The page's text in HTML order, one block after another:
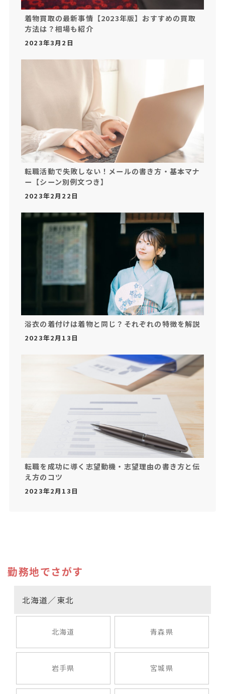
着物買取の最新事情【2023年版】おすすめの買取
方法は？相場も紹介
2023年3月2日
転職活動で失敗しない！メールの書き方・基本マナ
ー【シーン別例文つき】
2023年2月22日
浴衣の着付けは着物と同じ？それぞれの特徴を解説
2023年2月13日
転職を成功に導く志望動機・志望理由の書き方と伝
え方のコツ
2023年2月13日
勤務地でさがす
北海道／東北
北海道 青森県
岩手県 宮城県